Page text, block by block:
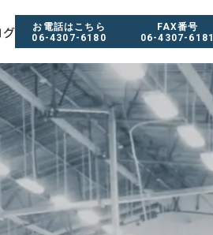
お電話はこちら
06-4307-6180
FAX番号
06-4307-6181